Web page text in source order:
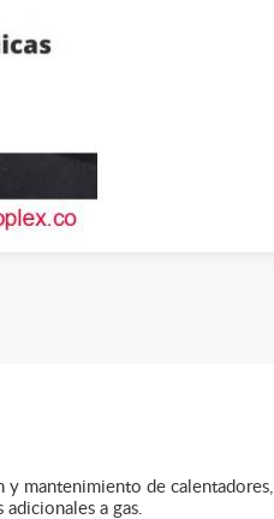
y mantenimiento de calentadores,
adicionales a gas.